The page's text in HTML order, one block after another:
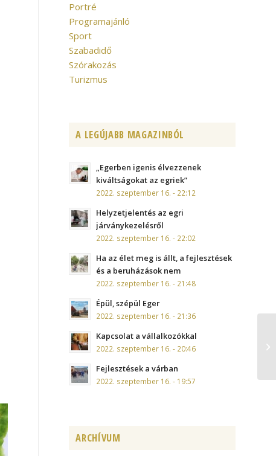
Portré
Programajánló
Sport
Szabadidő
Szórakozás
Turizmus
A LEGÚJABB MAGAZINBÓL
„Egerben igenis élvezzenek
kiváltságokat az egriek”
2022. szeptember 16. - 22:12
Helyzetjelentés az egri
járványkezelésről
2022. szeptember 16. - 22:02
Ha az élet meg is állt, a fejlesztések
és a beruházások nem
2022. szeptember 16. - 21:48
Épül, szépül Eger
2022. szeptember 16. - 21:36
Kapcsolat a vállalkozókkal
2022. szeptember 16. - 20:46
Fejlesztések a várban
2022. szeptember 16. - 19:57
ARCHÍVUM